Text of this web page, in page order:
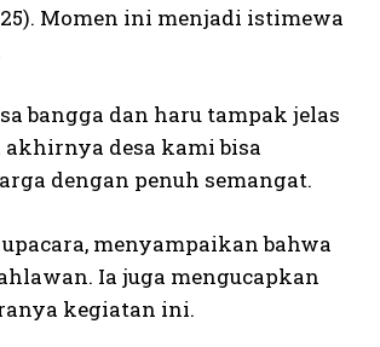
Momen ini menjadi istimewa
bangga dan haru tampak jelas
desa kami bisa
dengan penuh semangat.
menyampaikan bahwa
Ia juga mengucapkan
kegiatan ini.